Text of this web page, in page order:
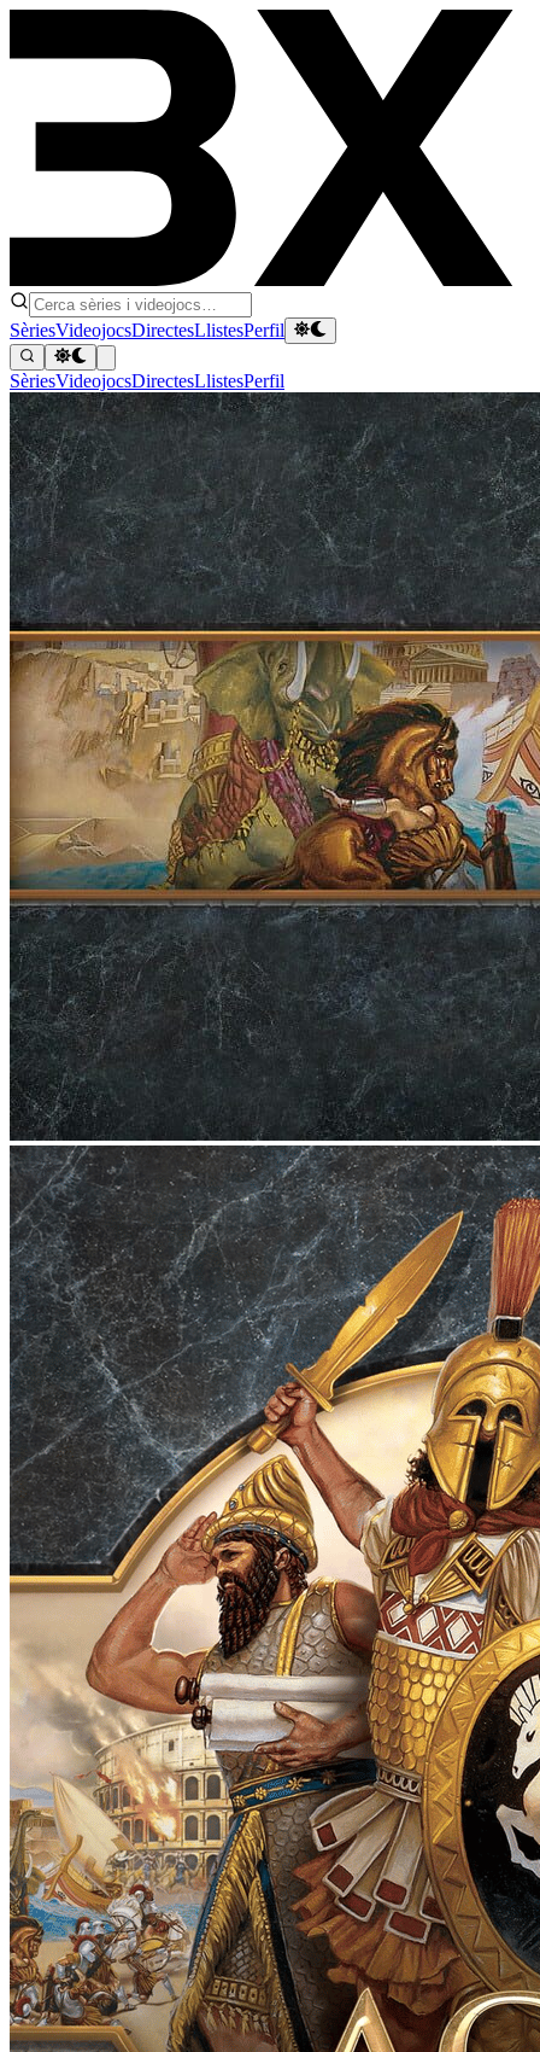
SèriesVideojocsDirectesLlistesPerfil
SèriesVideojocsDirectesLlistesPerfil